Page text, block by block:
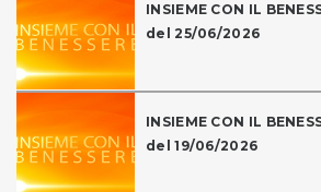
INSIEME CON IL
del 25/06/2026
INSIEME CON IL
del 19/06/2026